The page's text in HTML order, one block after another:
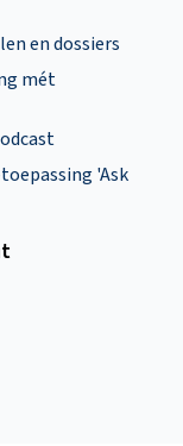
en dossiers
mét
'Ask